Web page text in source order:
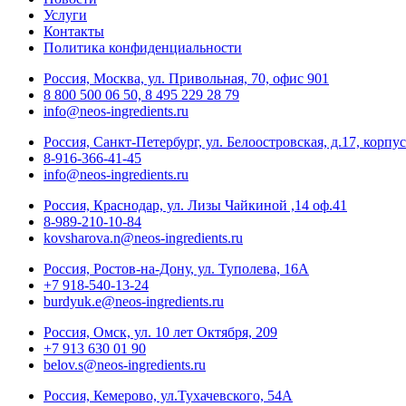
Услуги
Контакты
Политика конфиденциальности
Россия, Москва, ул. Привольная, 70, офис 901
8 800 500 06 50, 8 495 229 28 79
info@neos-ingredients.ru
Россия, Санкт-Петербург, ул. Белоостровская, д.17,
8-916-366-41-45
info@neos-ingredients.ru
Россия, Краснодар, ул. Лизы Чайкиной ,14 оф.41
8-989-210-10-84
kovsharova.n@neos-ingredients.ru
Россия, Ростов-на-Дону, ул. Туполева, 16А
+7 918-540-13-24
burdyuk.e@neos-ingredients.ru
Россия, Омск, ул. 10 лет Октября, 209
+7 913 630 01 90
belov.s@neos-ingredients.ru
Россия, Кемерово, ул.Тухачевского, 54А